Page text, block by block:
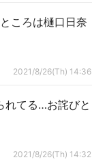
ころは樋口日奈
2021/8/26(Th) 14:36
れてる…お詫びと
2021/8/26(Th) 14:32